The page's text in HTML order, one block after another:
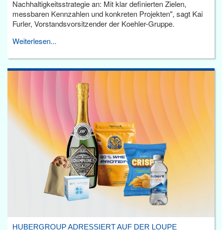
Nachhaltigkeitsstrategie an: Mit klar definierten Zielen,
messbaren Kennzahlen und konkreten Projekten", sagt Kai
Furler, Vorstandsvorsitzender der Koehler-Gruppe.
Weiterlesen...
HUBERGROUP ADRESSIERT AUF DER LOUPE